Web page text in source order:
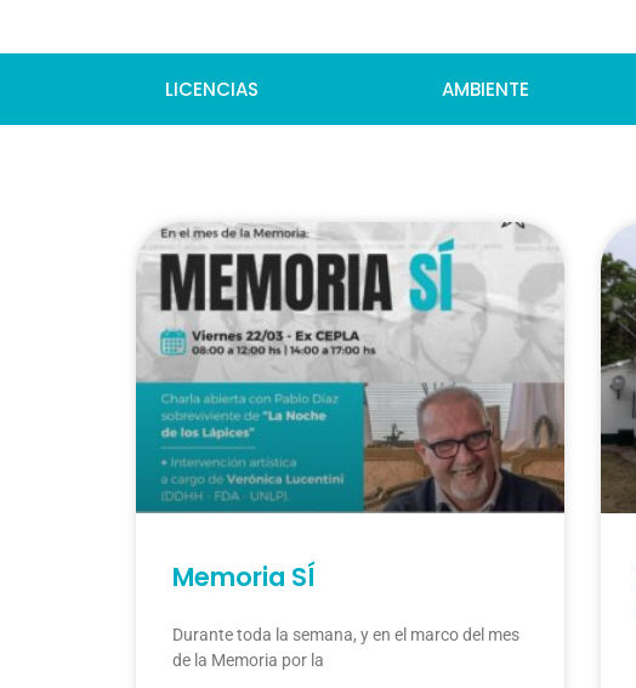
LICENCIAS AMBIENTE
Memoria SÍ
Durante toda la semana, y en el marco del mes
de la Memoria por la